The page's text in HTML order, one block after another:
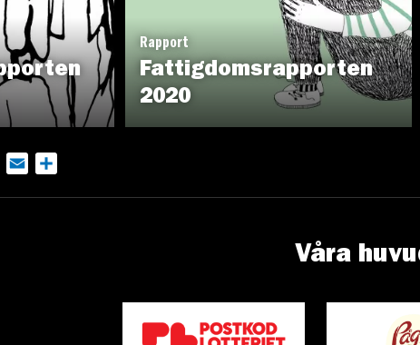
Rapport
Fattigdomsrapporten
2020
Email
Våra